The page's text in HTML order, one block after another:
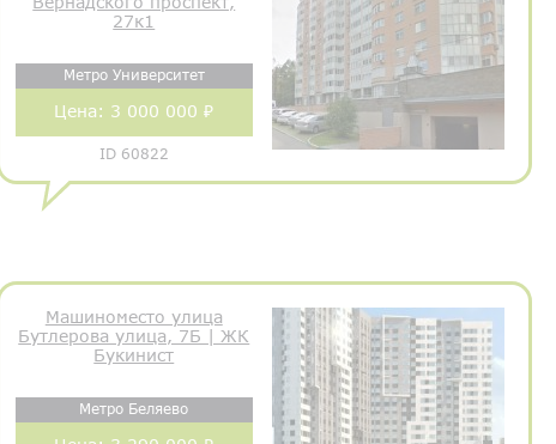
27к1
Метро Университет
Цена: 3 000 000 ₽
ID 60822
Машиноместо улица
Бутлерова улица, 7Б | ЖК
Букинист
Метро Беляево